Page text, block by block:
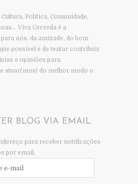
Política, Comunidade,
Viva Cerzeda é a
nós, da amizade, do bom
possível e de tentar contribuir
e opiniões para
atuar(mos) do melhor modo o
BLOG VIA EMAIL
para receber notificações
por email.